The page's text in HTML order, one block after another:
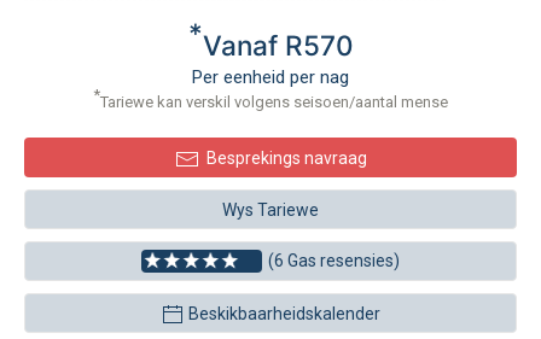
*Vanaf R570
Per eenheid per nag
*Tariewe kan verskil volgens seisoen/aantal mense
Besprekings navraag
Wys Tariewe
(6 Gas resensies)
Beskikbaarheidskalender